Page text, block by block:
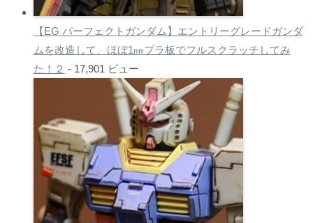
【EG パーフェクトガンダム】エントリーグレードガンダ
ムを改造して、ほぼ1㎜プラ板でフルスクラッチしてみ
た！２ - 17,901 ビュー